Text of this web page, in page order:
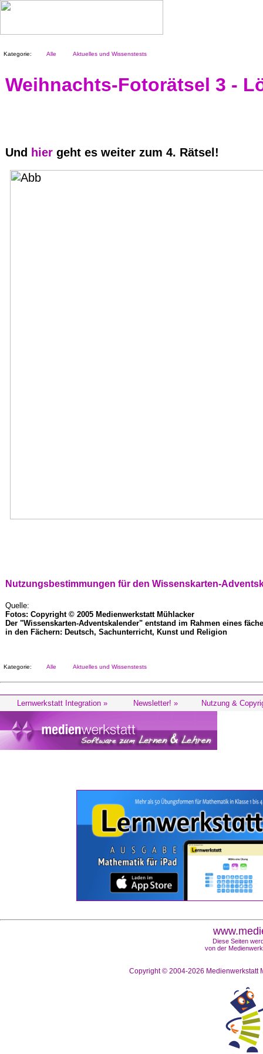
Kategorie: Alle Aktuelles und Wissenstests
Weihnachts-Fotorätsel 3 -
Und hier geht es weiter zum 4. Rätsel!
Nutzungsbestimmungen für den Wissenskarten-
Quelle:
Fotos: Copyright © 2005 Medienwerkstatt Mühlacker
Der "Wissenskarten-Adventskalender" entstand im Rahmen eines
in den Fächern: Deutsch, Sachunterricht, Kunst und Religion
Kategorie: Alle Aktuelles und Wissenstests
Lernwerkstatt Integration » Newsletter! » Nutzung &
Diese Seiten
von der
Copyright © 2004-2026 Medienwerkstatt